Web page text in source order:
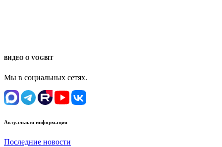
ВИДЕО О VOGBIT
Мы в социальных сетях.
Актуальная информация
Последние новости